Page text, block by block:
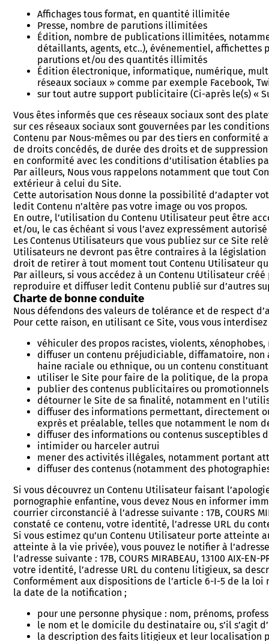
Affichages tous format, en quantité illimitée
Presse, nombre de parutions illimitées
Édition, nombre de publications illimitées,
détaillants, agents, etc..), événementiel, affichettes
parutions et/ou des quantités illimités
Édition électronique, informatique, numérique,
réseaux sociaux » comme par exemple Facebook,
sur tout autre support publicitaire (Ci-après le(s) «
Vous êtes informés que ces réseaux sociaux sont des
sur ces réseaux sociaux sont gouvernées par les
Contenu par Nous-mêmes ou par des tiers en
de droits concédés, de durée des droits et de
en conformité avec les conditions d’utilisation établies
Par ailleurs, Nous vous rappelons notamment que tout
extérieur à celui du Site.
Cette autorisation Nous donne la possibilité d’adapter
ledit Contenu n’altère pas votre image ou vos propos.
En outre, l’utilisation du Contenu Utilisateur peut être
et/ou, le cas échéant si vous l’avez expressément
Les Contenus Utilisateurs que vous publiez sur ce Site
Utilisateurs ne devront pas être contraires à la législation
droit de retirer à tout moment tout Contenu Utilisateur
Par ailleurs, si vous accédez à un Contenu Utilisateur
reproduire et diffuser ledit Contenu publié sur d’autres
Charte de bonne conduite
Nous défendons des valeurs de tolérance et de respect
Pour cette raison, en utilisant ce Site, vous vous interdisez
véhiculer des propos racistes, violents,
diffuser un contenu préjudiciable, diffamatoire,
haine raciale ou ethnique, ou un contenu
utiliser le Site pour faire de la politique, de la
publier des contenus publicitaires ou
détourner le Site de sa finalité, notamment en
diffuser des informations permettant, directement
exprès et préalable, telles que notamment le nom
diffuser des informations ou contenus susceptibles
intimider ou harceler autrui
mener des activités illégales, notamment portant
diffuser des contenus (notamment des
Si vous découvrez un Contenu Utilisateur faisant
pornographie enfantine, vous devez Nous en informer
courrier circonstancié à l’adresse suivante : 17B, COURS
constaté ce contenu, votre identité, l’adresse URL du
Si vous estimez qu’un Contenu Utilisateur porte atteinte
atteinte à la vie privée), vous pouvez le notifier à
l’adresse suivante : 17B, COURS MIRABEAU, 13100 AIX-
votre identité, l’adresse URL du contenu litigieux, sa
Conformément aux dispositions de l’article 6-I-5 de la loi
la date de la notification ;
pour une personne physique : nom, prénoms,
le nom et le domicile du destinataire ou, s’il s’agit
la description des faits litigieux et leur localisation